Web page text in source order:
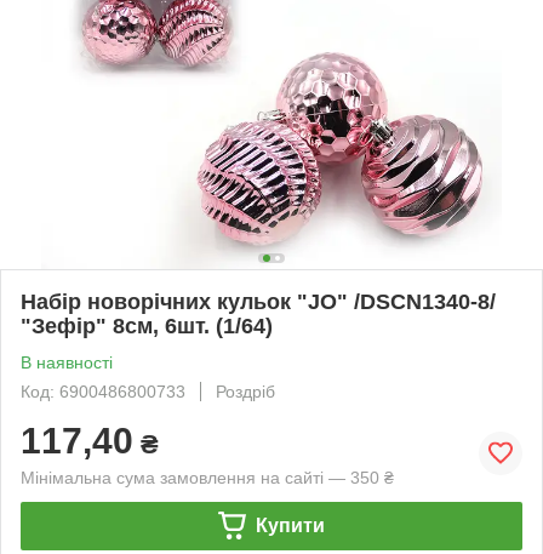
Набір новорічних кульок "JO" /DSCN1340-8/
"Зефір" 8см, 6шт. (1/64)
В наявності
Код: 6900486800733
Роздріб
117,40 ₴
Мінімальна сума замовлення на сайті — 350 ₴
Купити